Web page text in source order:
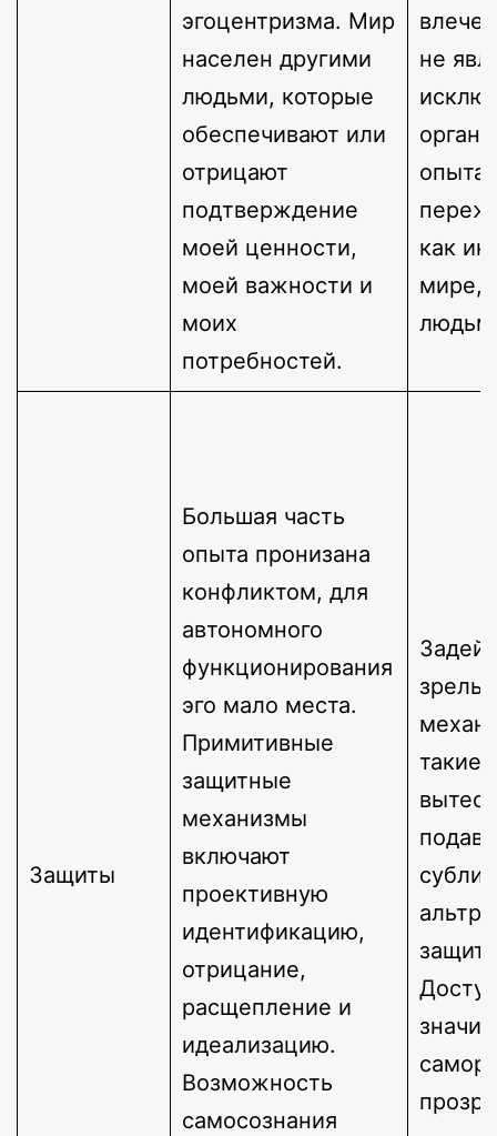
эгоцентризма. Мир
населен другими
людьми, которые
обеспечивают или
отрицают
подтверждение
моей ценности,
моей важности и
моих
потребностей.
не
как
мире,
Защиты
​Большая часть
опыта пронизана
конфликтом, для
автономного
функционирования
эго мало места.
Примитивные
защитные
механизмы
включают
проективную
идентификацию,
отрицание,
расщепление и
идеализацию.
Возможность
самосознания
такие